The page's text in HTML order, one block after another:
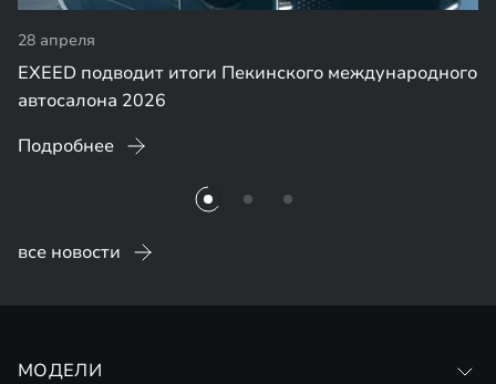
28 апреля
EXEED подводит итоги Пекинского международного
автосалона 2026
Подробнее
все новости
МОДЕЛИ